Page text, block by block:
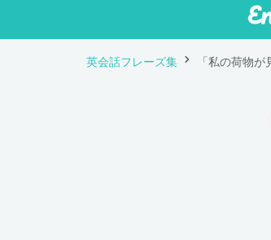
英会話フレーズ集